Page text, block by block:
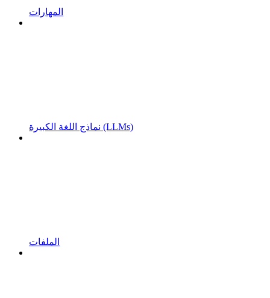
المهارات
نماذج اللغة الكبيرة (LLMs)
الملفات